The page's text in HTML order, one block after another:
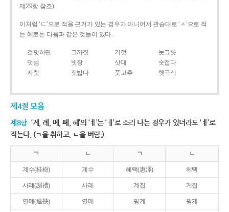
제29항 참조)
이처럼 ‘ㄷ’으로 적을 근거가 있는 경우가 아니어서 관습대로 ‘ㅅ’으로 적
는 예로는 다음과 같은 것들이 있다.
걸핏하면 그까짓 기껏
놋그릇
덧셈
빗장 삿대
숫접다
자칫
짓밟다 풋고추 햇곡식
제4절 모음
제8항 ‘계, 례, 몌, 폐, 혜’의 ‘ㅖ’는 ‘ㅔ’로 소리 나는 경우가 있더라도 ‘ㅖ’로
적는다. (ㄱ을 취하고, ㄴ을 버림.)
ㄱ ㄴ ㄱ ㄴ
계수(桂樹) 게수 혜택(惠澤) 헤택
사례(謝禮) 사레 계집 게집
연몌(連袂) 연메 핑계 핑게